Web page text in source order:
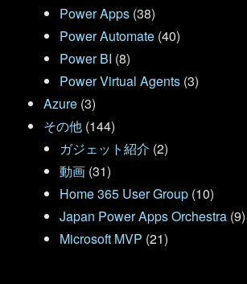
Power Apps (38)
Power Automate (40)
Power BI (8)
Power Virtual Agents (3)
Azure (3)
その他 (144)
ガジェット紹介 (2)
動画 (31)
Home 365 User Group (10)
Japan Power Apps Orchestra (9)
Microsoft MVP (21)